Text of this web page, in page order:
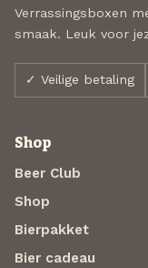
Verrassingsboxen
smaak. Leuk voor
✓ Veilige betaling
Shop
Beer Club
Shop
Bierpakket
Bier cadeau